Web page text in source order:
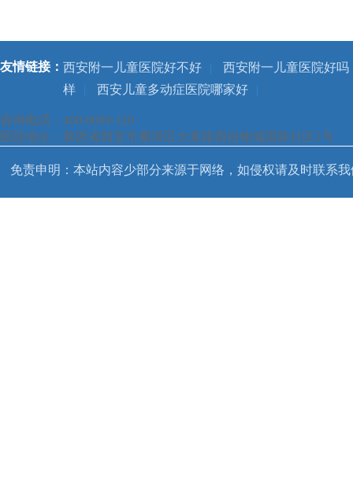
友情链接： 西安附一儿童医院好不好 |
西安附一儿童医院好吗
样
| 西安儿童多动症医院哪家好 |
咨询电话：400-8699-120
医院地址：陕西省西安市雁塔区大寨路西段铭城国际社区1号
免责申明：本站内容少部分来源于网络，如侵权请及时联系